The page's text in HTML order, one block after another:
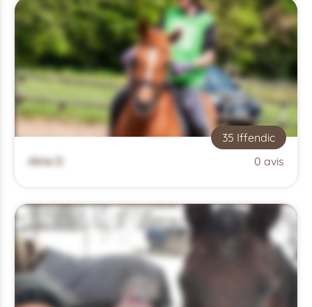
35 Iffendic
Aline D
0 avis